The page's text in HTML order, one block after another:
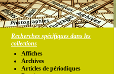
Recherches spécifiques dans les
collections
Affiches
Archives
Articles de périodiques